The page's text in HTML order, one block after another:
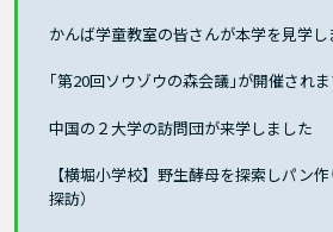
かんば学童教室の皆さんが本学を見学し
｢第20回ソウゾウの森会議｣が開催され
中国の２大学の訪問団が来学しました
【横堀小学校】野生酵母を探索しパン
探訪）